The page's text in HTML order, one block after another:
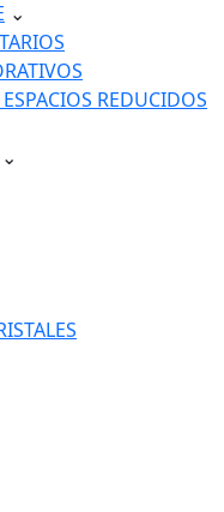
⌄
REDUCIDOS
⌄